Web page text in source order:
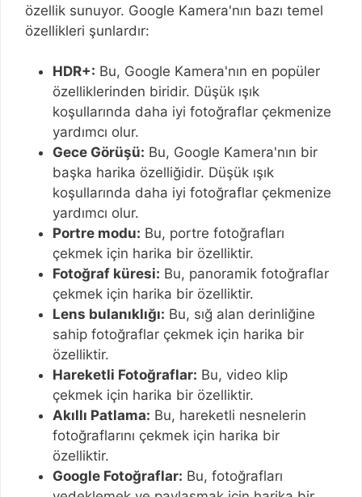
özellik sunuyor. Google Kamera'nın bazı temel
özellikleri şunlardır:
HDR+: Bu, Google Kamera'nın en popüler
özelliklerinden biridir. Düşük ışık
koşullarında daha iyi fotoğraflar çekmenize
yardımcı olur.
Gece Görüşü: Bu, Google Kamera'nın bir
başka harika özelliğidir. Düşük ışık
koşullarında daha iyi fotoğraflar çekmenize
yardımcı olur.
Portre modu: Bu, portre fotoğrafları
çekmek için harika bir özelliktir.
Fotoğraf küresi: Bu, panoramik fotoğraflar
çekmek için harika bir özelliktir.
Lens bulanıklığı: Bu, sığ alan derinliğine
sahip fotoğraflar çekmek için harika bir
özelliktir.
Hareketli Fotoğraflar: Bu, video klip
çekmek için harika bir özelliktir.
Akıllı Patlama: Bu, hareketli nesnelerin
fotoğraflarını çekmek için harika bir
özelliktir.
Google Fotoğraflar: Bu, fotoğrafları